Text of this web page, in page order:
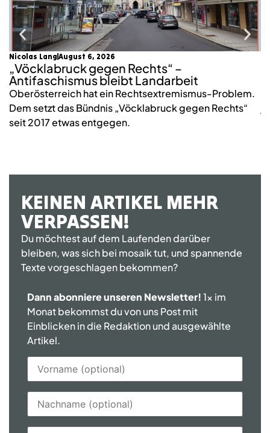
Nicolas Lang August 6, 2026
„Vöcklabruck gegen Rechts“ –
Antifaschismus bleibt Landarbeit
Oberösterreich hat ein Rechtsextremismus-Problem.
Dem setzt das Bündnis „Vöcklabruck gegen Rechts“
seit 2017 etwas entgegen.
KEINEN ARTIKEL MEHR
VERPASSEN!
Du möchtest auf dem Laufenden darüber
bleiben, was sich bei mosaik tut, und spannende
Texte vorgeschlagen bekommen?
Dann abonniere unseren Newsletter!1x im
Monat bekommst du von uns Post mit
Einblicken in die Redaktion und ausgewählte
Artikel.